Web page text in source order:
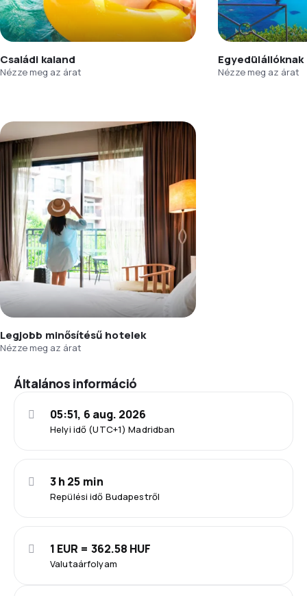
Családi kaland
Nézze meg az árat
Egyedülállóknak
Nézze meg az árat
Legjobb minősítésű hotelek
Nézze meg az árat
Általános információ
Helyi idő (UTC+1) Madridban
05:51, 6 aug. 2026
Repülési idő Budapestről
3 h 25 min
Valutaárfolyam
1 EUR = 362.58 HUF